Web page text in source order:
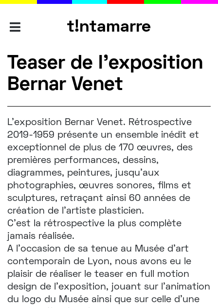
t!ntamarre
AGENCES
FAIRE
PORTFOLIO
L'ÉQUIPE
CONTACT
t!ntamarre
Teaser de l'exposition
Bernar Venet
L’exposition Bernar Venet. Rétrospective
2019-1959 présente un ensemble inédit et
exceptionnel de plus de 170 œuvres, des
premières performances, dessins,
diagrammes, peintures, jusqu’aux
photographies, œuvres sonores, films et
sculptures, retraçant ainsi 60 années de
création de l'artiste plasticien.
C'est la rétrospective la plus complète
jamais réalisée.
A l'occasion de sa tenue au Musée d'art
contemporain de Lyon, nous avons eu le
plaisir de réaliser le teaser en full motion
design de l'exposition, jouant sur l'animation
du logo du Musée ainsi que sur celle d'une